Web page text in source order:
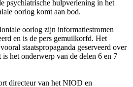
psychiatrische hulpverlening in het
oorlog komt aan bod.
oorlog zijn informatiestromen
en is de pers gemuilkorfd. Het
staatspropaganda geserveerd over
het onderwerp van de delen 6 en 7
directeur van het NIOD en